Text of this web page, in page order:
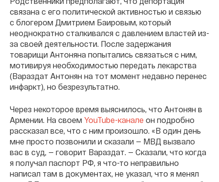
связана с его политической активностью и связью
с блогером Дмитрием Баировым, который
неоднократно сталкивался с давлением властей из-
за своей деятельности. После задержания
товарищи Антоняна попытались связаться с ним,
мотивируя необходимостью передать лекарства
(Вараздат Антонян на тот момент недавно перенес
инфаркт), но безрезультатно.
Через некоторое время выяснилось, что Антонян в
Армении. На своем YouTube-канале он подробно
рассказал все, что с ним произошло. «В один день
мне просто позвонили и сказали — МВД вызвало
вас в суд, — говорит Вараздат. — Сказали, что когда
я получал паспорт РФ, я что-то неправильно
написал там в документах, не указал, что я менял